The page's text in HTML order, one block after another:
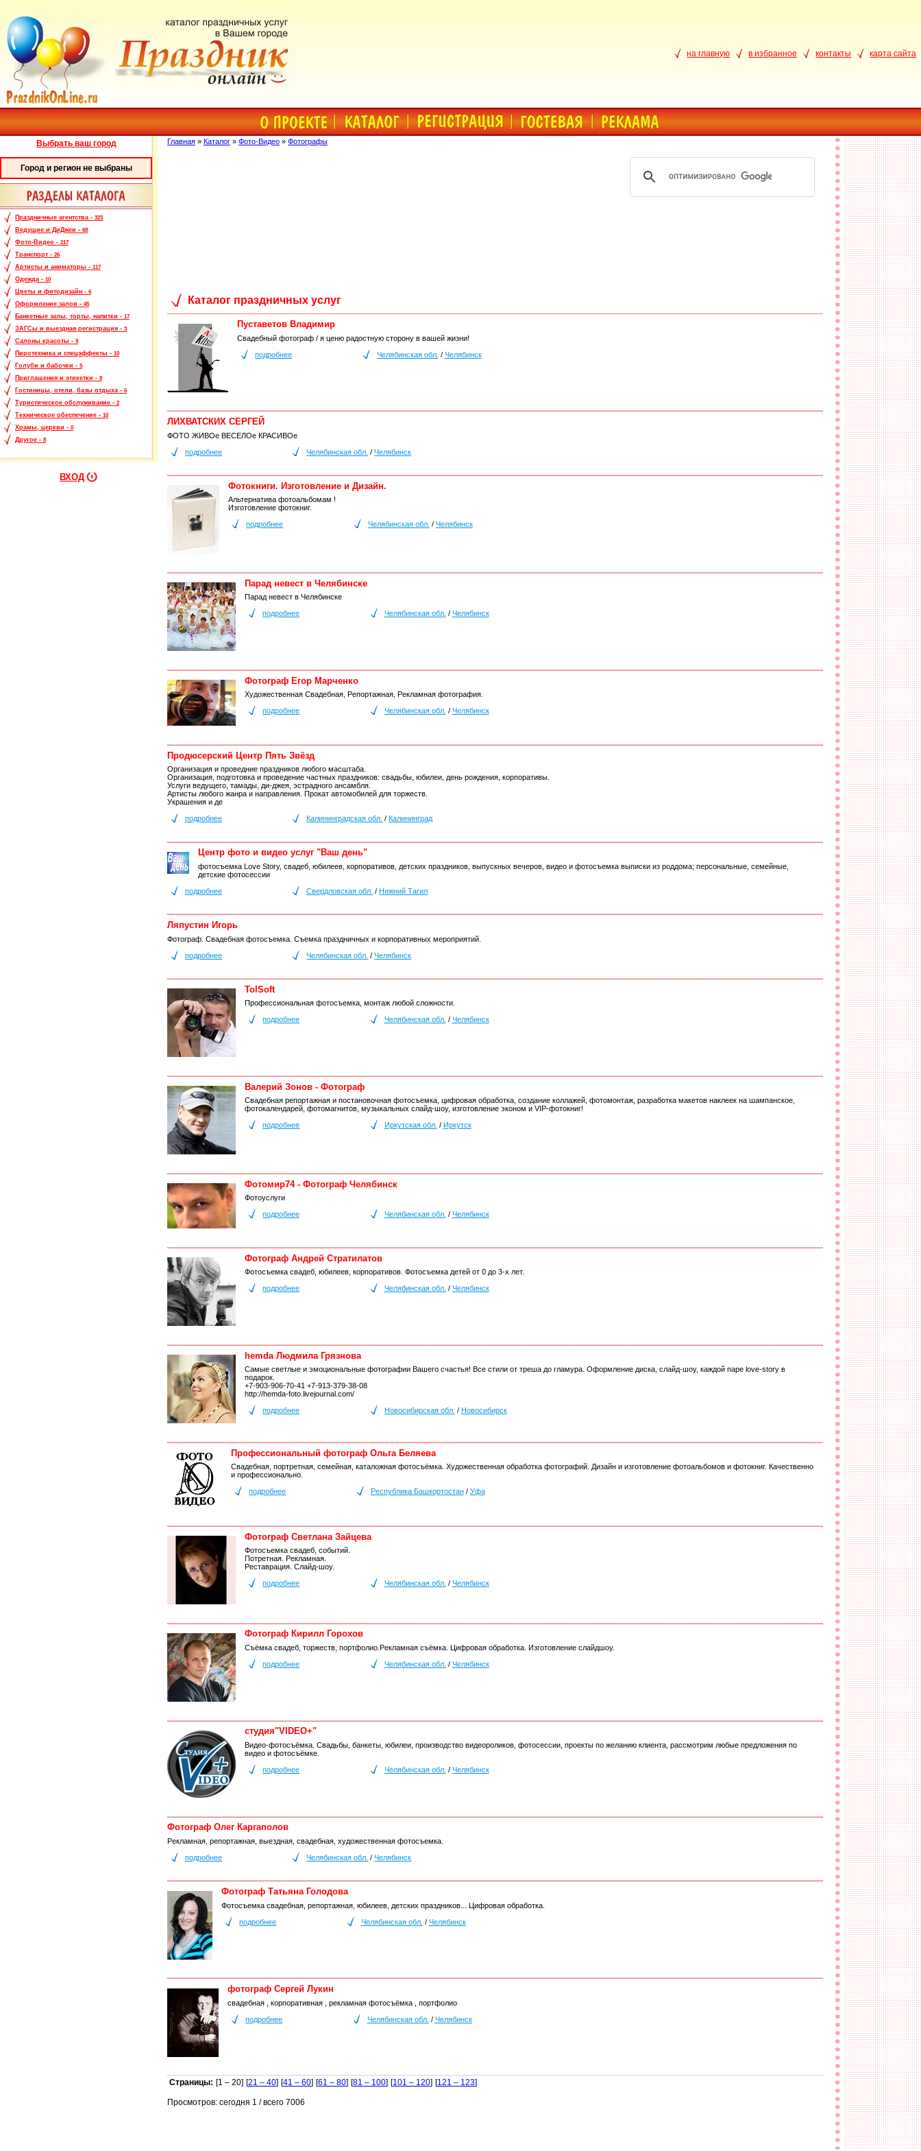
на главную в избранное контакты карта сайта
Выбрать ваш город
Город и регион не выбраны
Праздничные агентства - 323
Ведущие и ДиДжеи - 68
Фото-Видео - 217
Транспорт - 26
Артисты и аниматоры - 117
Одежда - 10
Цветы и фитодизайн - 6
Оформление залов - 45
Банкетные залы, торты, напитки - 17
ЗАГСы и выездная регистрация - 3
Салоны красоты - 9
Пиротехника и спецэффекты - 10
Голуби и бабочки - 5
Приглашения и этикетки - 8
Гостиницы, отели, базы отдыха - 6
Туристическое обслуживание - 2
Техническое обеспечение - 10
Храмы, церкви - 0
Другое - 8
ВХОД
Главная » Каталог » Фото-Видео » Фотографы
Каталог праздничных услуг
Пуставетов Владимир
Свадебный фотограф / я ценю радостную сторону в вашей жизни!
подробнее
Челябинская обл. / Челябинск
ЛИХВАТСКИХ СЕРГЕЙ
ФОТО ЖИВОе ВЕСЕЛОе КРАСИВОе
подробнее
Челябинская обл. /Челябинск
Фотокниги. Изготовление и Дизайн.
Альтернатива фотоальбомам !
Изготовление фотокниг.
подробнее
Челябинская обл. / Челябинск
Парад невест в Челябинске
Парад невест в Челябинске
подробнее
Челябинская обл. / Челябинск
Фотограф Егор Марченко
Художественная Свадебная, Репортажная, Рекламная фотография.
подробнее
Челябинская обл. / Челябинск
Продюсерский Центр Пять Звёзд
Организация и проведние праздников любого масштаба.
Организация, подготовка и проведение частных праздников: свадьбы, юбилеи, день рождения, корпоративы.
Услуги ведущего, тамады, ди-джея, эстрадного ансамбля.
Артисты любого жанра и направления. Прокат автомобилей для торжеств.
Украшения и де
подробнее
Калининградская обл. / Калининград
Центр фото и видео услуг "Ваш день"
фотосъемка Love Story, свадеб, юбилеев, корпоративов, детских праздников, выпускных вечеров, видео и фотосъемка выписки из роддома; персональные, семейные,
детские фотосессии
подробнее
Свердловская обл. /Нижний Тагил
Ляпустин Игорь
Фотограф. Свадебная фотосъемка. Съемка праздничных и корпоративных мероприятий.
подробнее
Челябинская обл. /Челябинск
TolSoft
Профессиональная фотосъемка, монтаж любой сложности.
подробнее
Челябинская обл. / Челябинск
Валерий Зонов - Фотограф
Свадебная репортажная и постановочная фотосъемка, цифровая обработка, создание коллажей, фотомонтаж, разработка макетов наклеек на шампанское,
фотокалендарей, фотомагнитов, музыкальных слайд-шоу, изготовление эконом и VIP-фотокниг!
подробнее
Иркутская обл. / Иркутск
Фотомир74 - Фотограф Челябинск
Фотоуслуги
подробнее
Челябинская обл. / Челябинск
Фотограф Андрей Стратилатов
Фотосъемка свадеб, юбилеев, корпоративов. Фотосъемка детей от 0 до 3-х лет.
подробнее
Челябинская обл. / Челябинск
hemda Людмила Грязнова
Самые светлые и эмоциональные фотографии Вашего счастья! Все стили от треша до гламура. Оформление диска, слайд-шоу, каждой паре love-story в
подарок.
+7-903-906-70-41 +7-913-379-38-08
http://hemda-foto.livejournal.com/
подробнее
Новосибирская обл. / Новосибирск
Профессиональный фотограф Ольга Беляева
Свадебная, портретная, семейная, каталожная фотосъёмка. Художественная обработка фотографий. Дизайн и изготовление фотоальбомов и фотокниг. Качественно
и профессионально.
подробнее
Республика Башкортостан/ Уфа
Фотограф Светлана Зайцева
Фотосъемка свадеб, событий.
Потретная. Рекламная.
Реставрация. Слайд-шоу.
подробнее
Челябинская обл. / Челябинск
Фотограф Кирилл Горохов
Съёмка свадеб, торжеств, портфолио.Рекламная съёмка. Цифровая обработка. Изготовление слайдшоу.
подробнее
Челябинская обл. / Челябинск
студия"VIDEO+"
Видео-фотосъёмка. Свадьбы, банкеты, юбилеи, производство видеороликов, фотосессии, проекты по желанию клиента, рассмотрим любые предложения по
видео и фотосъёмке.
подробнее
Челябинская обл. / Челябинск
Фотограф Олег Каргаполов
Рекламная, репортажная, выездная, свадебная, художественная фотосъемка.
подробнее
Челябинская обл. /Челябинск
Фотограф Татьяна Голодова
Фотосъемка свадебная, репортажная, юбилеев, детских праздников... Цифровая обработка.
подробнее
Челябинская обл. / Челябинск
фотограф Сергей Лукин
свадебная , корпоративная , рекламная фотосъёмка , портфолио
подробнее
Челябинская обл. / Челябинск
Страницы: [1 – 20] [21 – 40] [41 – 60] [61 – 80] [81 – 100] [101 – 120] [121 – 123]
Просмотров: сегодня 1 / всего 7006